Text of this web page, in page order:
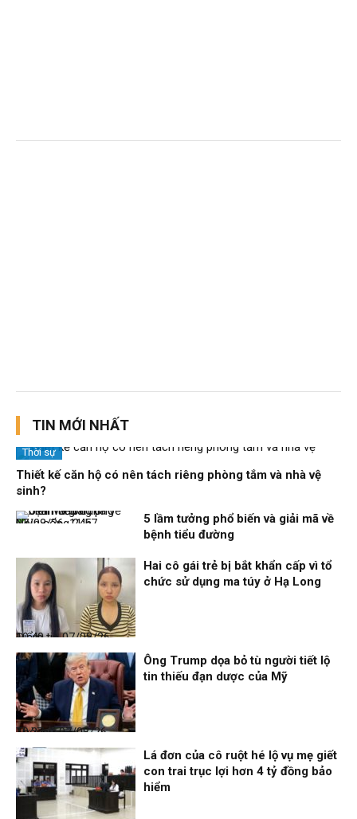
TIN MỚI NHẤT
Thời sự
Thiết kế căn hộ có nên tách riêng phòng tắm và nhà vệ
sinh?
Nhịp sống 24h
07/08/26, 11:57
5 lầm tưởng phổ biến và giải mã về
bệnh tiểu đường
Điểm tin
07/08/26, 10:40
Hai cô gái trẻ bị bắt khẩn cấp vì tổ
chức sử dụng ma túy ở Hạ Long
Thời sự
07/08/26, 10:27
Ông Trump dọa bỏ tù người tiết lộ
tin thiếu đạn dược của Mỹ
Lá đơn của cô ruột hé lộ vụ mẹ giết
con trai trục lợi hơn 4 tỷ đồng bảo
hiểm